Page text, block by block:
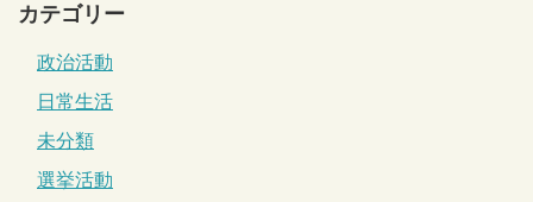
カテゴリー
政治活動
日常生活
未分類
選挙活動